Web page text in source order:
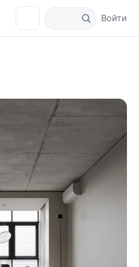
Войти